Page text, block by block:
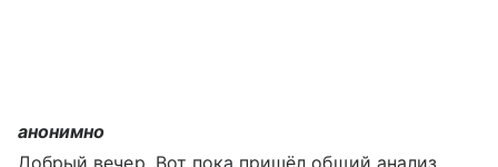
анонимно
Добрый вечер. Вот пока пришёл общий анализ